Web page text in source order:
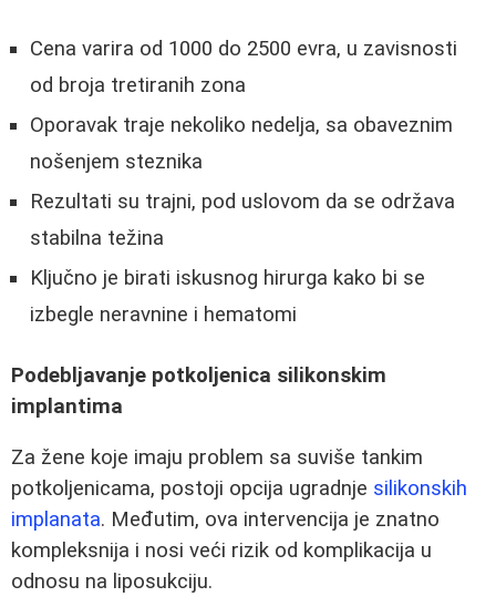
Cena varira od 1000 do 2500 evra, u zavisnosti
od broja tretiranih zona
Oporavak traje nekoliko nedelja, sa obaveznim
nošenjem steznika
Rezultati su trajni, pod uslovom da se održava
stabilna težina
Ključno je birati iskusnog hirurga kako bi se
izbegle neravnine i hematomi
Podebljavanje potkoljenica silikonskim
implantima
Za žene koje imaju problem sa suviše tankim
potkoljenicama, postoji opcija ugradnje silikonskih
implanata. Međutim, ova intervencija je znatno
kompleksnija i nosi veći rizik od komplikacija u
odnosu na liposukciju.